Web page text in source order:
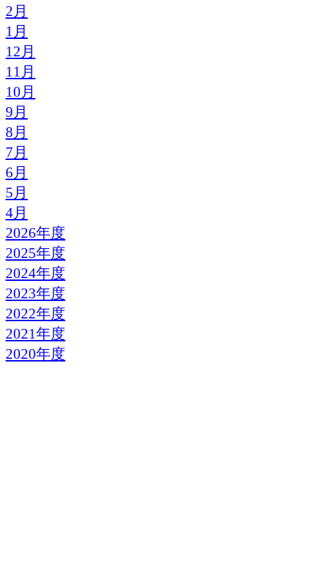
2月
1月
12月
11月
10月
9月
8月
7月
6月
5月
4月
2026年度
2025年度
2024年度
2023年度
2022年度
2021年度
2020年度